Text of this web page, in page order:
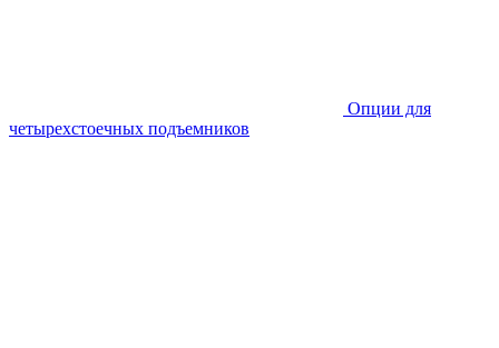
Опции для
четырехстоечных подъемников